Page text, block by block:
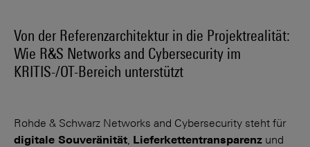
Von der Referenzarchitektur in die Projektrealität:
Wie R&S Networks and Cybersecurity im
KRITIS-/OT-Bereich unterstützt
Rohde & Schwarz Networks and Cybersecurity steht für
digitale Souveränität, Lieferkettentransparenz und